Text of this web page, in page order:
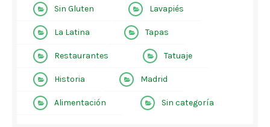
Sin Gluten Lavapiés
La Latina Tapas
Restaurantes Tatuaje
Historia Madrid
Alimentación Sin categoría